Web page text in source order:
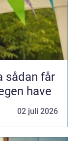
have
02 juli 2026